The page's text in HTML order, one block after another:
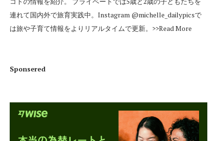
連れて国内外で旅育実践中。Instagram @michelle_dailypicsで
は旅や子育て情報をよりリアルタイムで更新。 >>Read More
Sponsered